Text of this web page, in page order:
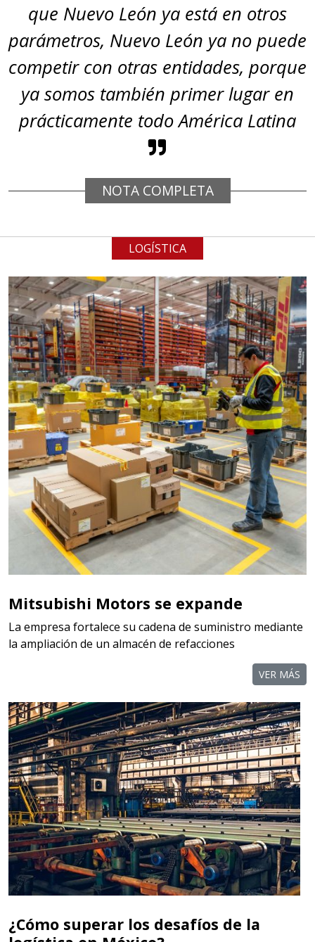
que Nuevo León ya está en otros
parámetros, Nuevo León ya no puede
competir con otras entidades, porque
ya somos también primer lugar en
prácticamente todo América Latina
NOTA COMPLETA
LOGÍSTICA
Mitsubishi Motors se expande
La empresa fortalece su cadena de suministro mediante
la ampliación de un almacén de refacciones
VER MÁS
¿Cómo superar los desafíos de la